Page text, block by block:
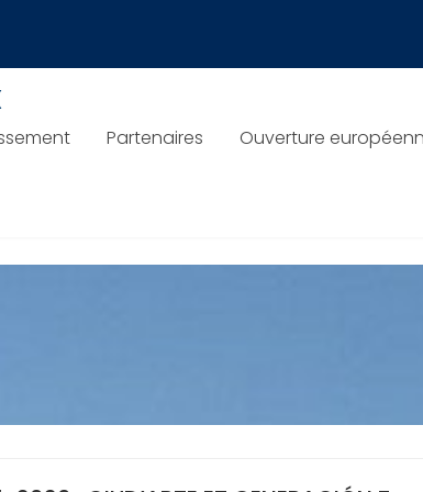
Partenaires Ouverture